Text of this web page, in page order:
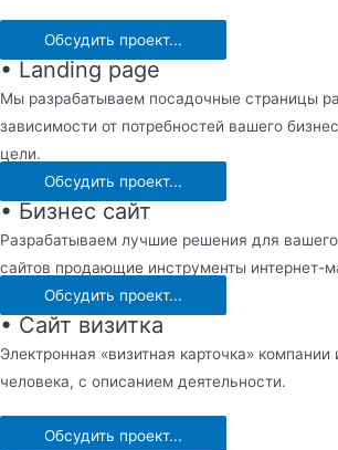
Обсудить проект...
• Landing page
Мы разрабатываем посадочные страницы
зависимости от потребностей вашего
цели.
Обсудить проект...
• Бизнес сайт
Разрабатываем лучшие решения для
сайтов продающие инструменты интернет-
Обсудить проект...
• Сайт визитка
Электронная «визитная карточка» компании
человека, с описанием деятельности.
Обсудить проект...